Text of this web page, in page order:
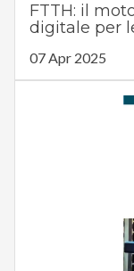
FTTH: il
digitale per
07 Apr 2025